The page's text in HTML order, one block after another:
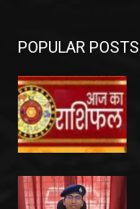
POPULAR POSTS